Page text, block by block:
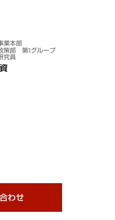
業本部
策部 第1グループ
究員
わせ